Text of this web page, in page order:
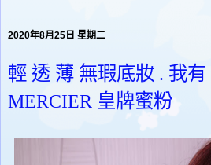
2020年8月25日 星期二
輕 透 薄 無瑕底妝 . 我
MERCIER 皇牌蜜粉